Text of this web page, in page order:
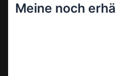
Meine noch